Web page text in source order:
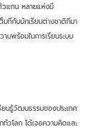
วแทน หลายแห่งมี
มที่กับนักเรียนต่างชาติที่มา
ามพร้อมในการเรียนระบบ
ยนรู้วัฒนธรรมของประเทศ
ทั่วโลก ได้เจอความคิดและ